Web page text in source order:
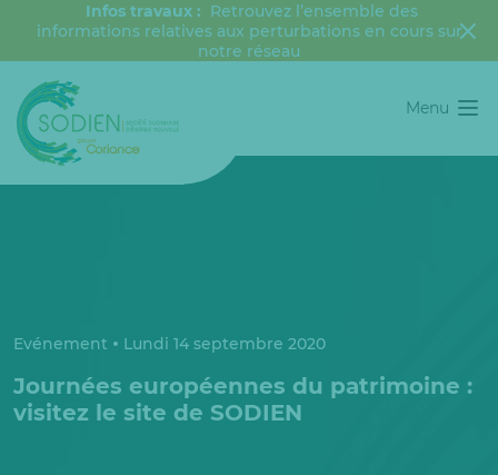
Infos travaux : Retrouvez l’ensemble des
informations relatives aux perturbations en cours sur
notre réseau
Menu
Evénement Lundi 14 septembre 2020
Journées européennes du patrimoine :
visitez le site de SODIEN